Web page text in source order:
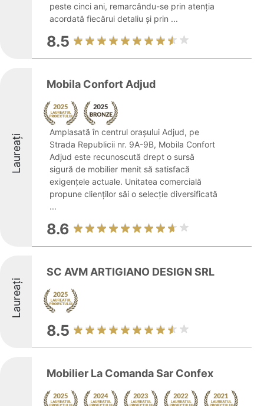
peste cinci ani, remarcându-se prin atenția
acordată fiecărui detaliu și prin ...
8.5
Laureați
Mobila Confort Adjud
Amplasată în centrul orașului Adjud, pe
Strada Republicii nr. 9A-9B, Mobila Confort
Adjud este recunoscută drept o sursă
sigură de mobilier menit să satisfacă
exigențele actuale. Unitatea comercială
propune clienților săi o selecție diversificată
...
8.6
Laureați
SC AVM ARTIGIANO DESIGN SRL
8.5
Mobilier La Comanda Sar Confex